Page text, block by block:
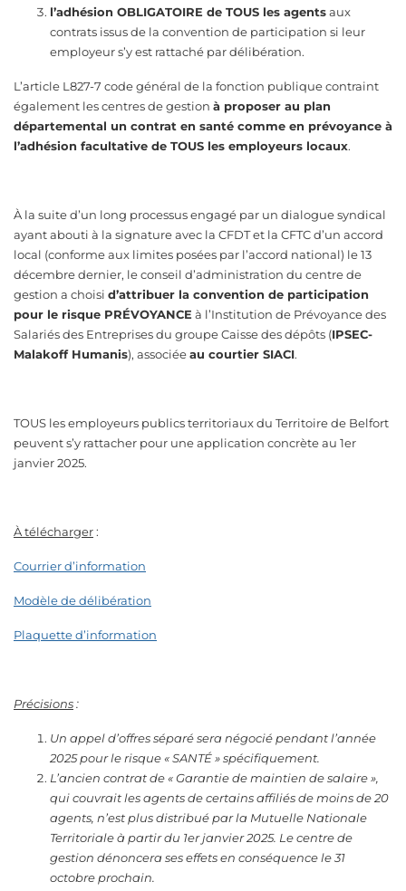
l’adhésion OBLIGATOIRE de TOUS les agentsaux
contrats issus de la convention de participation si leur
employeur s’y est rattaché par délibération.
L’article L827-7 code général de la fonction publique contraint
également les centres de gestion à proposer au plan
départemental un contrat en santé comme en prévoyance à
l’adhésion facultative de TOUS les employeurs locaux.
À la suite d’un long processus engagé par un dialogue syndical
ayant abouti à la signature avec la CFDT et la CFTC d’un accord
local (conforme aux limites posées par l’accord national) le 13
décembre dernier, le conseil d’administration du centre de
gestion a choisi d’attribuer la convention de participation
pour le risque PRÉVOYANCE à l’Institution de Prévoyance des
Salariés des Entreprises du groupe Caisse des dépôts (IPSEC-
Malakoff Humanis), associéeau courtier SIACI.
TOUS les employeurs publics territoriaux du Territoire de Belfort
peuvent s’y rattacher pour une application concrète au 1er
janvier 2025.
À télécharger:
Courrier d’information
Modèle de délibération
Plaquette d’information
Précisions:
Un appel d’offres séparé sera négocié pendant l’année
2025 pour le risque « SANTÉ » spécifiquement.
L’ancien contrat de « Garantie de maintien de salaire »,
qui couvrait les agents de certains affiliés de moins de 20
agents, n’est plus distribué par la Mutuelle Nationale
Territoriale à partir du 1er janvier 2025. Le centre de
gestion dénoncera ses effets en conséquence le 31
octobre prochain.